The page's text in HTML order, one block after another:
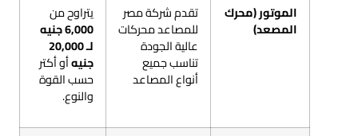
الموتور (محرك
المصعد)
تقدم شركة مصر
للمصاعد محركات
عالية الجودة
تناسب جميع
أنواع المصاعد
يتراوح من
6,000 جنيه
لـ 20,000
جنيهأو أكتر
حسب القوة
والنوع.